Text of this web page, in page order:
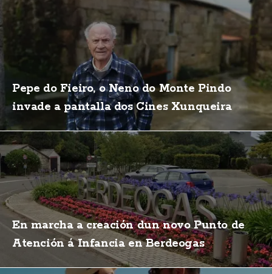
Pepe do Fieiro, o Neno do Monte Pindo
invade a pantalla dos Cines Xunqueira
En marcha a creación dun novo Punto de
Atención á Infancia en Berdeogas